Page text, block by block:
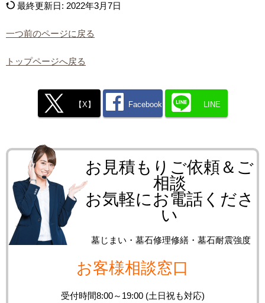
最終更新日: 2022年3月7日
一つ前のページに戻る
トップページへ戻る
【X】 Facebook LINE
お見積もりご依頼＆ご
相談
お気軽にお電話くださ
い
墓じまい・墓石修理修繕・墓石耐震強度
お客様相談窓口
受付時間8:00～19:00 (土日祝も対応)